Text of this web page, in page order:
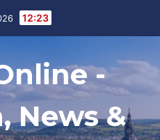
12:23
-
News &